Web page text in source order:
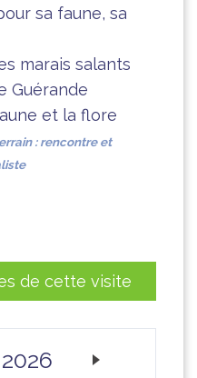
sa faune, sa
marais salants
Guérande
et la flore
: rencontre et
de cette visite